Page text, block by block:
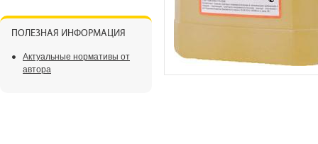
ПОЛЕЗНАЯ ИНФОРМАЦИЯ
Актуальные нормативы от
автора